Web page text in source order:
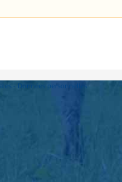
- Données personnelles